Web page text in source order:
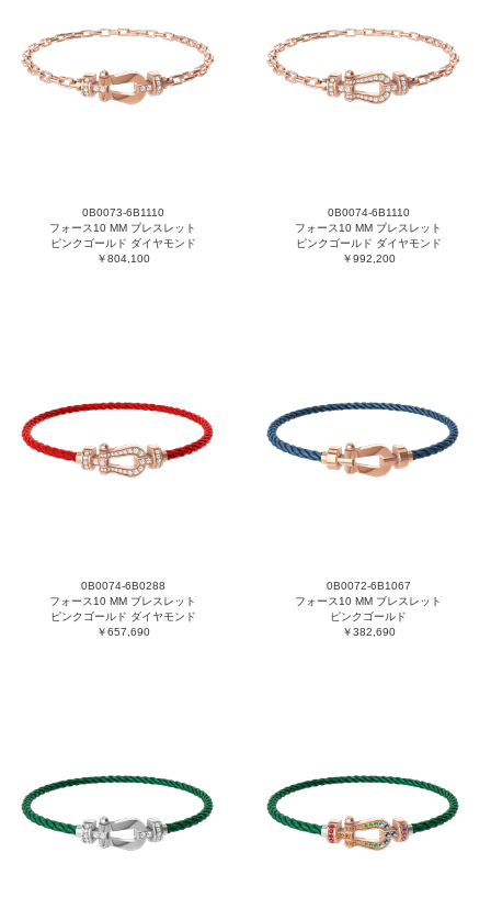
0B0073-6B1110
フォース10 MM ブレスレット
ピンクゴールド ダイヤモンド
￥804,100
0B0074-6B1110
フォース10 MM ブレスレット
ピンクゴールド ダイヤモンド
￥992,200
0B0074-6B0288
フォース10 MM ブレスレット
ピンクゴールド ダイヤモンド
￥657,690
0B0072-6B1067
フォース10 MM ブレスレット
ピンクゴールド
￥382,690